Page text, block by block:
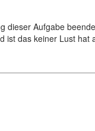
Aufgabe
ist das keiner Lust